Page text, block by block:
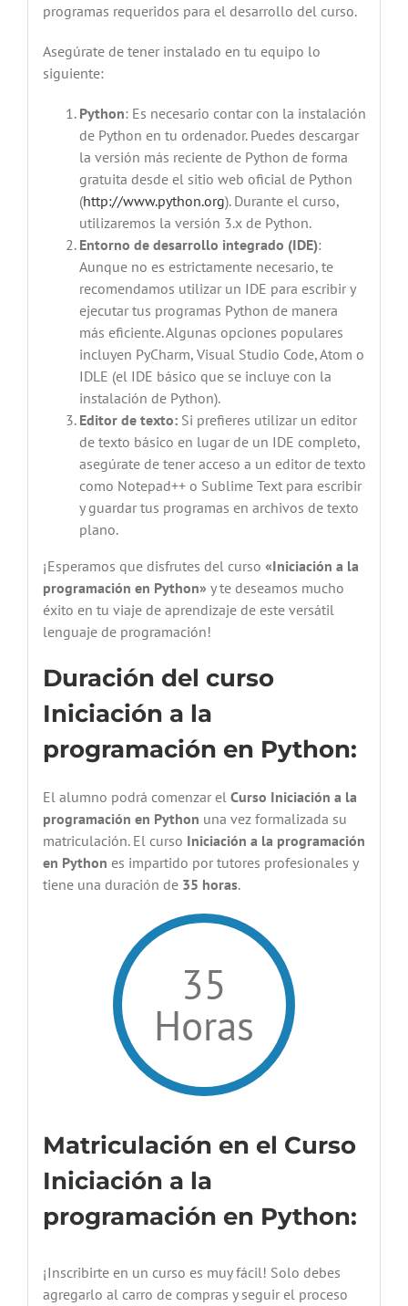
programas requeridos para el desarrollo del curso.
Asegúrate de tener instalado en tu equipo lo
siguiente:
Python: Es necesario contar con la instalación
de Python en tu ordenador. Puedes descargar
la versión más reciente de Python de forma
gratuita desde el sitio web oficial de Python
(http://www.python.org). Durante el curso,
utilizaremos la versión 3.x de Python.
Entorno de desarrollo integrado (IDE):
Aunque no es estrictamente necesario, te
recomendamos utilizar un IDE para escribir y
ejecutar tus programas Python de manera
más eficiente. Algunas opciones populares
incluyen PyCharm, Visual Studio Code, Atom o
IDLE (el IDE básico que se incluye con la
instalación de Python).
Editor de texto:Si prefieres utilizar un editor
de texto básico en lugar de un IDE completo,
asegúrate de tener acceso a un editor de texto
como Notepad++ o Sublime Text para escribir
y guardar tus programas en archivos de texto
plano.
¡Esperamos que disfrutes del curso «Iniciación a la
programación en Python» y te deseamos mucho
éxito en tu viaje de aprendizaje de este versátil
lenguaje de programación!
Duración del curso
Iniciación a la
programación en Python:
El alumno podrá comenzar el Curso Iniciación a la
programación en Python una vez formalizada su
matriculación. El curso Iniciación a la programación
en Python es impartido por tutores profesionales y
tiene una duración de 35 horas.
35
Horas
Matriculación en el Curso
Iniciación a la
programación en Python:
¡Inscribirte en un curso es muy fácil! Solo debes
agregarlo al carro de compras y seguir el proceso